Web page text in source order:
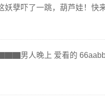
妖孽吓了一跳，葫芦娃！快
男人晚上 爱看的